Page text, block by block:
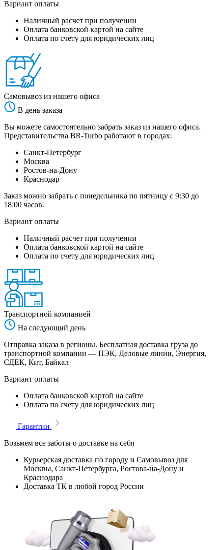
Вариант оплаты
Наличный расчет при получении
Оплата банковской картой на сайте
Оплата по счету для юридических лиц
Самовывоз из нашего офиса
В день заказа
Вы можете самостоятельно забрать заказ из нашего офиса.
Представительства BR-Turbo работают в городах:
Санкт-Петербург
Москва
Ростов-на-Дону
Краснодар
Заказ можно забрать с понедельника по пятницу с 9:30 до
18:00 часов.
Вариант оплаты
Наличный расчет при получении
Оплата банковской картой на сайте
Оплата по счету для юридических лиц
Транспортной компанией
На следующий день
Отправка заказа в регионы. Бесплатная доставка груза до
транспортной компании — ПЭК, Деловые линии, Энергия,
СДЕК, Кит, Байкал
Вариант оплаты
Оплата банковской картой на сайте
Оплата по счету для юридических лиц
Гарантии
Возьмем все заботы о доставке на себя
Курьерская доставка по городу и Самовывоз для
Москвы, Санкт-Петербурга, Ростова-на-Дону и
Краснодара
Доставка ТК в любой город России